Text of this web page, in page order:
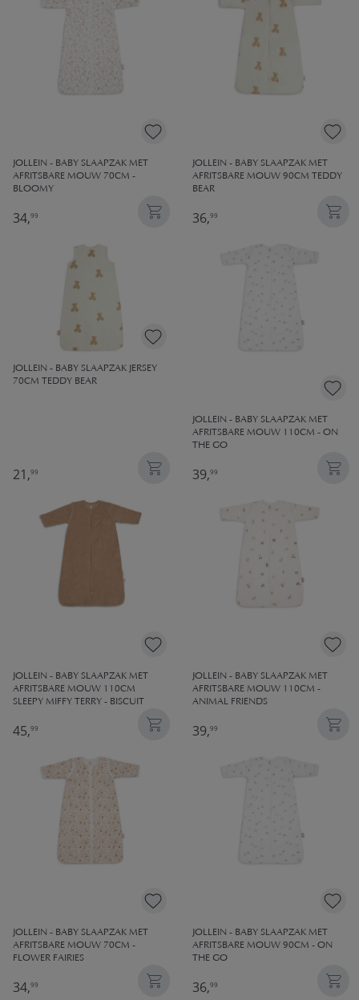
JOLLEIN - BABY SLAAPZAK MET
AFRITSBARE MOUW 70CM -
BLOOMY
34,99
JOLLEIN - BABY SLAAPZAK MET
AFRITSBARE MOUW 90CM TEDDY
BEAR
36,99
JOLLEIN - BABY SLAAPZAK JERSEY
70CM TEDDY BEAR
21,99
JOLLEIN - BABY SLAAPZAK MET
AFRITSBARE MOUW 110CM - ON
THE GO
39,99
JOLLEIN - BABY SLAAPZAK MET
AFRITSBARE MOUW 110CM
SLEEPY MIFFY TERRY - BISCUIT
45,99
JOLLEIN - BABY SLAAPZAK MET
AFRITSBARE MOUW 110CM -
ANIMAL FRIENDS
39,99
JOLLEIN - BABY SLAAPZAK MET
AFRITSBARE MOUW 70CM -
FLOWER FAIRIES
34,99
JOLLEIN - BABY SLAAPZAK MET
AFRITSBARE MOUW 90CM - ON
THE GO
36,99